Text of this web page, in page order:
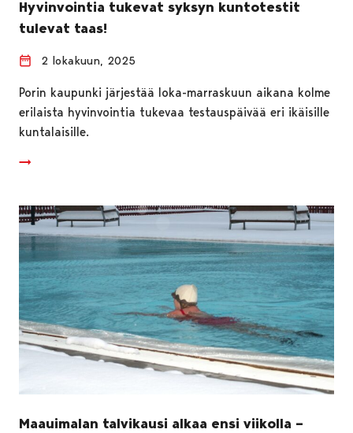
Hyvinvointia tukevat syksyn kuntotestit
tulevat taas!
2 lokakuun, 2025
Porin kaupunki järjestää loka-marraskuun aikana kolme
erilaista hyvinvointia tukevaa testauspäivää eri ikäisille
kuntalaisille.
Maauimalan talvikausi alkaa ensi viikolla –